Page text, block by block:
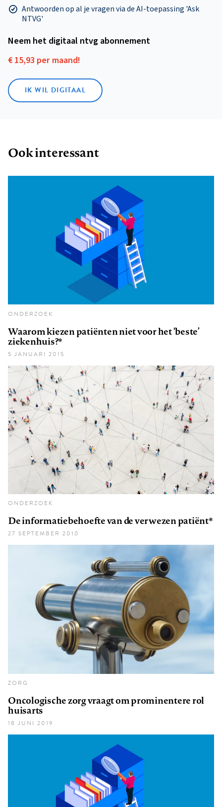
Antwoorden op al je vragen via de AI-toepassing 'Ask
NTVG'
Neem het digitaal ntvg abonnement
€ 15,93 per maand!
IK WIL DIGITAAL
Ook interessant
ONDERZOEK
Waarom kiezen patiënten niet voor het ‘beste’
ziekenhuis?*
5 JANUARI 2015
ONDERZOEK
De informatiebehoefte van de verwezen patiënt*
27 SEPTEMBER 2010
ZORG
Oncologische zorg vraagt om prominentere rol
huisarts
18 JUNI 2019